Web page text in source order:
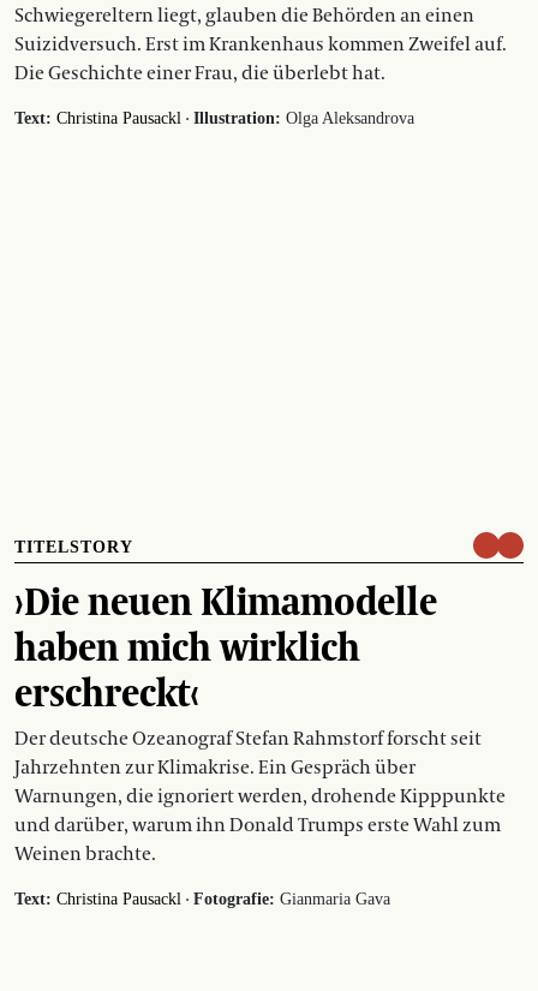
Schwiegereltern liegt, glauben die Behörden an einen
Suizidversuch. Erst im Krankenhaus kommen Zweifel auf.
Die Geschichte einer Frau, die überlebt hat.
Text: Christina Pausackl · Illustration: Olga Aleksandrova
TITELSTORY
›Die neuen Klimamodelle
haben mich wirklich
erschreckt‹
Der deutsche Ozeanograf Stefan Rahmstorf forscht seit
Jahrzehnten zur Klimakrise. Ein Gespräch über
Warnungen, die ignoriert werden, drohende Kipppunkte
und darüber, warum ihn Donald Trumps erste Wahl zum
Weinen brachte.
Text: Christina Pausackl · Fotografie: Gianmaria Gava